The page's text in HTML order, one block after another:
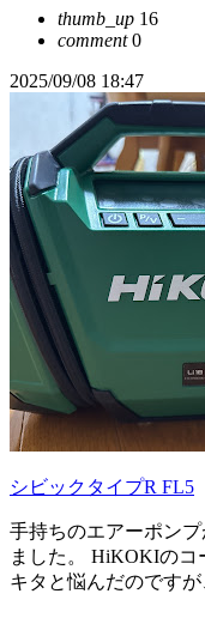
thumb_up 16
comment0
2025/09/08 18:47
シビックタイプR FL5
手持ちのエアーポン
ました。 HiKOKIのコ
キタと悩んだのです